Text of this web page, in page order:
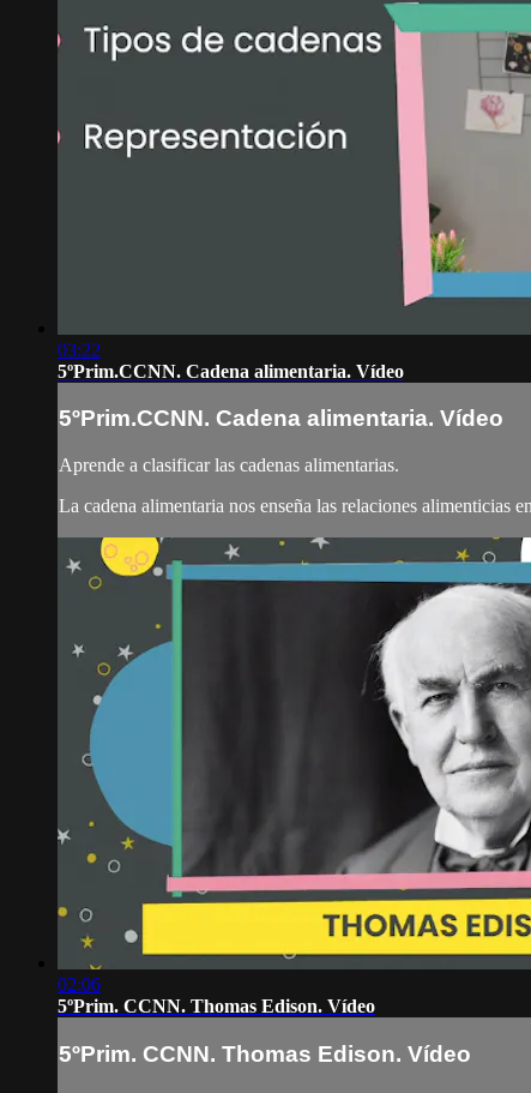
03:22
5ºPrim.CCNN. Cadena alimentaria. Vídeo
5ºPrim.CCNN. Cadena alimentaria. Vídeo
Aprende a clasificar las cadenas alimentarias.
La cadena alimentaria nos enseña las relaciones alimenticias
02:06
5ºPrim. CCNN. Thomas Edison. Vídeo
5ºPrim. CCNN. Thomas Edison. Vídeo